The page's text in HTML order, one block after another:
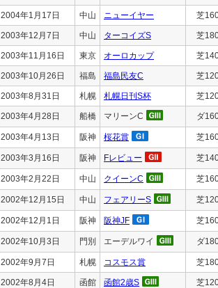
2004年1月17日 中山 ニューイヤー 芝
2003年12月7日 中山 ターコイズS 芝
2003年11月16日 東京 オーロカップ 芝
2003年10月26日 福島 福島民友C 芝
2003年8月31日 札幌 札幌日刊S杯 芝
2003年4月28日 船橋 マリーンC ダ
2003年4月13日 阪神 桜花賞 芝
2003年3月16日 阪神 Fレビュー 芝
2003年2月22日 中山 クイーンC 芝
2002年12月15日 中山 フェアリーS 芝
2002年12月1日 阪神 阪神JF 芝
2002年10月3日 門別 エーデルワイ ダ
2002年9月7日 札幌 コスモス賞 芝
2002年8月4日 函館 函館2歳S 芝